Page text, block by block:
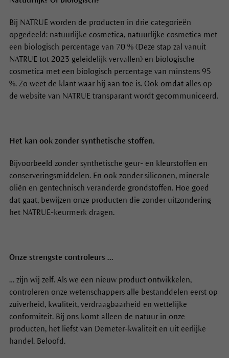
Bij NATRUE worden de producten in drie categorieën
opgedeeld: natuurlijke cosmetica, natuurlijke cosmetica met
een biologisch percentage van 70 % (Deze stap zal vanuit
NATRUE tot 2023 geleidelijk vervallen) en biologische
cosmetica met een biologisch percentage van minstens 95
%. Zo weet de klant waar hij aan toe is. Ook omdat alles op
de website van NATRUE transparant wordt gecommuniceerd.
Het kan ook zonder synthetische stoffen.
Bijvoorbeeld zonder synthetische geur- en kleurstoffen en
conserveringsmiddelen. En ook zonder siliconen, minerale
oliën en gentechnisch veranderde grondstoffen. Hoe goed
dat gaat, bewijzen onze producten die zonder uitzondering
het NATRUE-keurmerk dragen.
Onze strengste controleurs …
… zijn wij zelf. Als we een nieuw product ontwikkelen,
controleren onze wetenschappers alle bestanddelen eerst op
zuiverheid, kwaliteit, verdraagbaarheid en wettelijke
conformiteit. Bij ons komt alleen de natuur in onze
producten, het liefst van Demeter-kwaliteit en uit eerlijke
handel. Beloofd.